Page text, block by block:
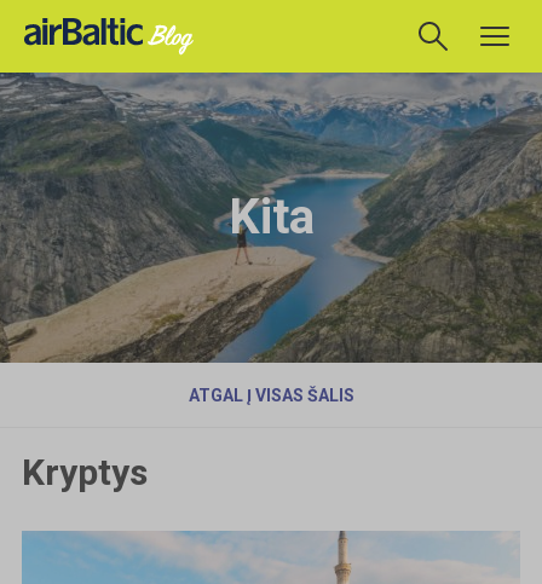
Kita
ATGAL Į VISAS ŠALIS
Kryptys